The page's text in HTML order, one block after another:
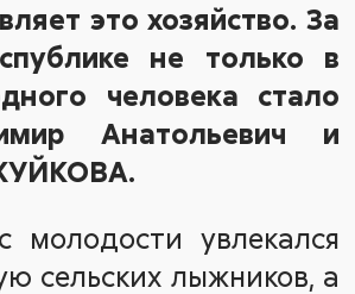
это хозяйство. За
не только в
человека стало
Анатольевич и
молодости увлекался
сельских лыжников, а